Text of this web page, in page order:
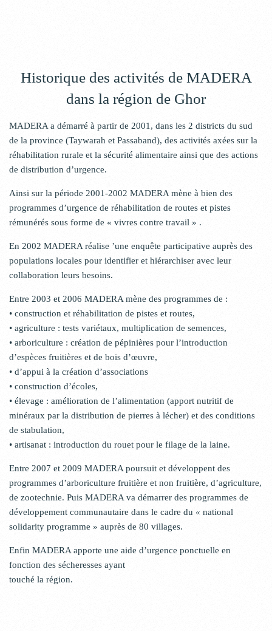
Historique des activités de MADERA
dans la région de Ghor
MADERA a démarré à partir de 2001, dans les 2 districts du sud
de la province (Taywarah et Passaband), des activités axées sur la
réhabilitation rurale et la sécurité alimentaire ainsi que des actions
de distribution d’urgence.
Ainsi sur la période 2001-2002 MADERA mène à bien des
programmes d’urgence de réhabilitation de routes et pistes
rémunérés sous forme de « vivres contre travail » .
En 2002 MADERA réalise ’une enquête participative auprès des
populations locales pour identifier et hiérarchiser avec leur
collaboration leurs besoins.
Entre 2003 et 2006 MADERA mène des programmes de :
• construction et réhabilitation de pistes et routes,
• agriculture : tests variétaux, multiplication de semences,
• arboriculture : création de pépinières pour l’introduction
d’espèces fruitières et de bois d’œuvre,
• d’appui à la création d’associations
• construction d’écoles,
• élevage : amélioration de l’alimentation (apport nutritif de
minéraux par la distribution de pierres à lécher) et des conditions
de stabulation,
• artisanat : introduction du rouet pour le filage de la laine.
Entre 2007 et 2009 MADERA poursuit et développent des
programmes d’arboriculture fruitière et non fruitière, d’agriculture,
de zootechnie. Puis MADERA va démarrer des programmes de
développement communautaire dans le cadre du « national
solidarity programme » auprès de 80 villages.
Enfin MADERA apporte une aide d’urgence ponctuelle en
fonction des sécheresses ayant
touché la région.